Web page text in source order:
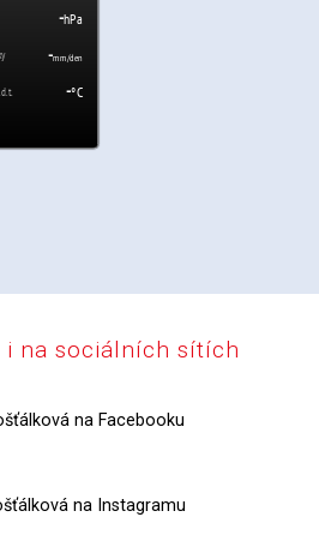
i na sociálních sítích
na Facebooku
na Instagramu